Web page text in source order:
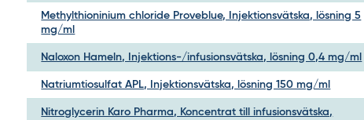
Methylthioninium chloride Proveblue, Injektionsvätska, lösning 5
mg/ml
Naloxon Hameln, Injektions-/infusionsvätska, lösning 0,4 mg/ml
Natriumtiosulfat APL, Injektionsvätska, lösning 150 mg/ml
Nitroglycerin Karo Pharma, Koncentrat till infusionsvätska,